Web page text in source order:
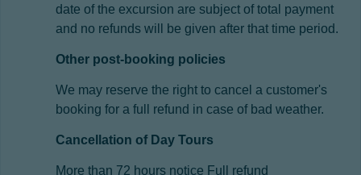
date of the excursion are subject of total payment
and no refunds will be given after that time period.
Other post-booking policies
We may reserve the right to cancel a customer's
booking for a full refund in case of bad weather.
Cancellation of Day Tours
More than 72 hours notice Full refund